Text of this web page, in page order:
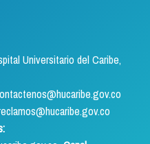
Universitario del Caribe,